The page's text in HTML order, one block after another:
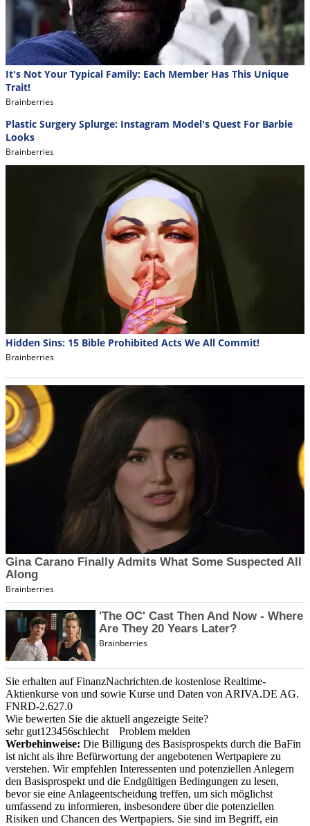
Sie erhalten auf FinanzNachrichten.de kostenlose Realtime-
Aktienkurse von und sowie Kurse und Daten von ARIVA.DE AG.
FNRD-2.627.0
Wie bewerten Sie die aktuell angezeigte Seite?
sehr gut1 23456schlecht
Problem melden
Werbehinweise: Die Billigung des Basisprospekts durch die BaFin
ist nicht als ihre Befürwortung der angebotenen Wertpapiere zu
verstehen. Wir empfehlen Interessenten und potenziellen Anlegern
den Basisprospekt und die Endgültigen Bedingungen zu lesen,
bevor sie eine Anlageentscheidung treffen, um sich möglichst
umfassend zu informieren, insbesondere über die potenziellen
Risiken und Chancen des Wertpapiers. Sie sind im Begriff, ein